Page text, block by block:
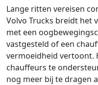
Lange ritten vereisen
Volvo Trucks breidt het
met een
vastgesteld of een
vermoeidheid vertoont.
chauffeurs te
nog meer bij te dragen